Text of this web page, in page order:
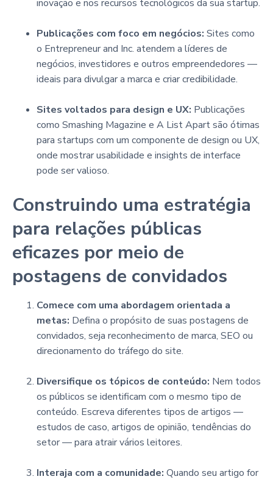
inovação e nos recursos tecnológicos da sua startup.
Publicações com foco em negócios: Sites como
o Entrepreneur and Inc. atendem a líderes de
negócios, investidores e outros empreendedores —
ideais para divulgar a marca e criar credibilidade.
Sites voltados para design e UX: Publicações
como Smashing Magazine e A List Apart são ótimas
para startups com um componente de design ou UX,
onde mostrar usabilidade e insights de interface
pode ser valioso.
Construindo uma estratégia
para relações públicas
eficazes por meio de
postagens de convidados
Comece com uma abordagem orientada a
metas: Defina o propósito de suas postagens de
convidados, seja reconhecimento de marca, SEO ou
direcionamento do tráfego do site.
Diversifique os tópicos de conteúdo: Nem todos
os públicos se identificam com o mesmo tipo de
conteúdo. Escreva diferentes tipos de artigos —
estudos de caso, artigos de opinião, tendências do
setor — para atrair vários leitores.
Interaja com a comunidade: Quando seu artigo for